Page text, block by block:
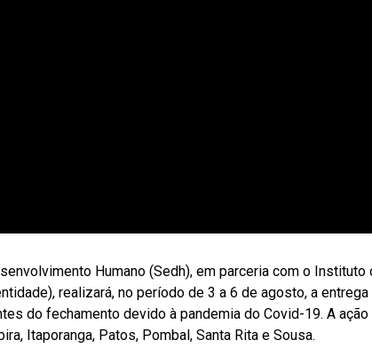
Humano (Sedh), em parceria com o
realizará, no período de 3 a 6 de agosto, a
do fechamento devido à pandemia do Covid-19. A
Itaporanga, Patos, Pombal, Santa Rita e Sousa.